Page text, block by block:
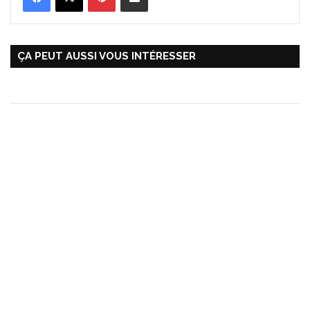
ÇA PEUT AUSSI VOUS INTÉRESSER